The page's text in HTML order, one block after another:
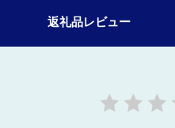
返礼品レビュー